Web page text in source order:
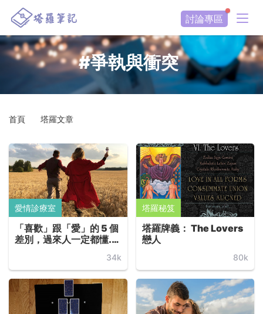
討論專區
#爭執與衝突
首頁 塔羅文章
愛情診療室
「喜歡」跟「愛」的 5 個
差別，過來人一定都懂...
34k
塔羅秘笈
塔羅牌義： The Lovers
戀人
80k